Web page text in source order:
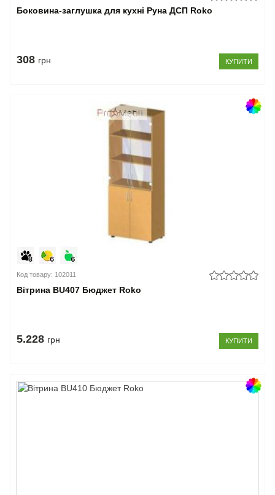
Боковина-заглушка для кухні Руна ДСП Roko
308 грн КУПИТИ
Код товару: 102011
Вітрина BU407 Бюджет Roko
5.228 грн КУПИТИ